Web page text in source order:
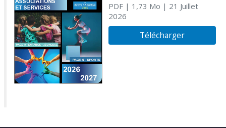
PDF| 1,73 Mo | 21 Juillet
2026
Télécharger